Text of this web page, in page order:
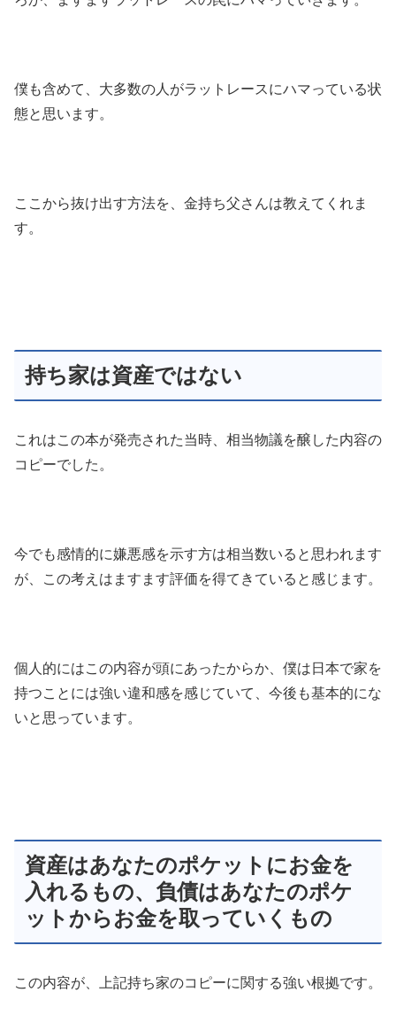
僕も含めて、大多数の人がラットレースにハマっている状
態と思います。
ここから抜け出す方法を、金持ち父さんは教えてくれま
す。
持ち家は資産ではない
これはこの本が発売された当時、相当物議を醸した内容の
コピーでした。
今でも感情的に嫌悪感を示す方は相当数いると思われます
が、この考えはますます評価を得てきていると感じます。
個人的にはこの内容が頭にあったからか、僕は日本で家を
持つことには強い違和感を感じていて、今後も基本的にな
いと思っています。
資産はあなたのポケットにお金を
入れるもの、負債はあなたのポケ
ットからお金を取っていくもの
この内容が、上記持ち家のコピーに関する強い根拠です。